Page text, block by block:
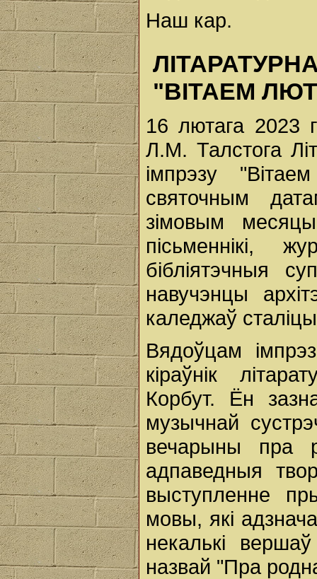
Наш кар.
"ВІТАЕМ
16 лютага 2023
Л.М. Талстога
імпрэзу
святочным
зімовым
пісьменнікі,
бібліятэчныя
навучэнцы
каледжаў
Вядоўцам
кіраўнік
Корбут. Ён
музычнай
вечарыны пра
адпаведныя
выступленне
мовы, які
некалькі
назвай "Пра